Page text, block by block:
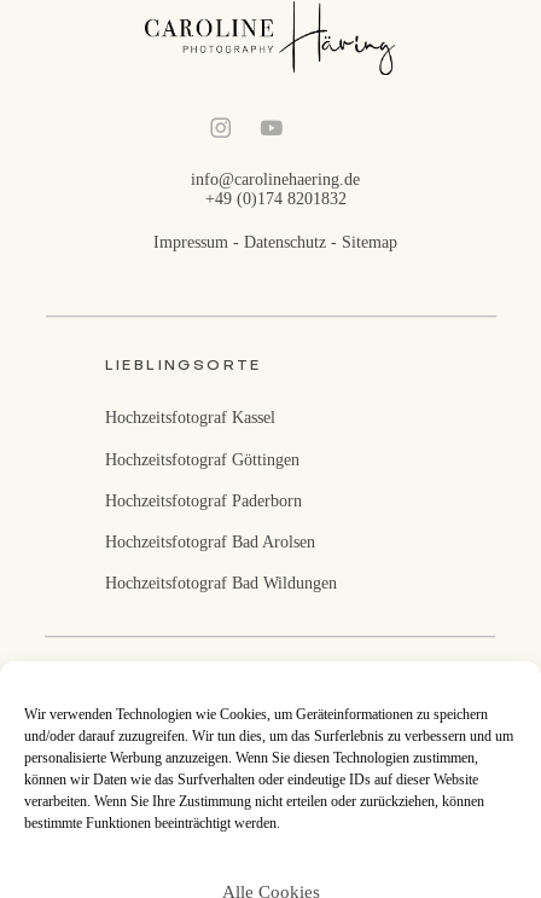
Wir verwenden Technologien wie Cookies, um Geräteinformationen zu speichern
und/oder darauf zuzugreifen. Wir tun dies, um das Surferlebnis zu verbessern und um
personalisierte Werbung anzuzeigen. Wenn Sie diesen Technologien zustimmen,
können wir Daten wie das Surfverhalten oder eindeutige IDs auf dieser Website
verarbeiten. Wenn Sie Ihre Zustimmung nicht erteilen oder zurückziehen, können
bestimmte Funktionen beeinträchtigt werden.
Alle Cookies
LIEBLINGSORTE
Ich fotografiere eure Hochzeit in Kassel, Nordhessen
und deutschlandweit. An jeder Hochzeitsreportage
arbeite ich mit ganzer Leidenschaft, denn eure Bilder
sind mir eine Herzensangelegenheit. Jede
Hochzeitsreportage ist so individuell wie ihr es seid und
Hochzeitsfotograf Kassel
Hochzeitsfotograf Göttingen
Hochzeitsfotograf Paderborn
info@carolinehaering.de
+49 (0)174 8201832
Hochzeitsfotograf Bad Arolsen
Hochzeitsfotograf Bad Wildungen
Impressum -Datenschutz - Sitemap